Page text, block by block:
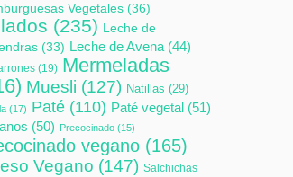
Vegetales (36)
(235) Leche de
(33) Leche de Avena(44)
(19) Mermeladas
Muesli (127) Natillas (29)
(17) Paté (110) Paté vegetal (51)
(50) Precocinado (15)
vegano (165)
Vegano (147) Salchichas